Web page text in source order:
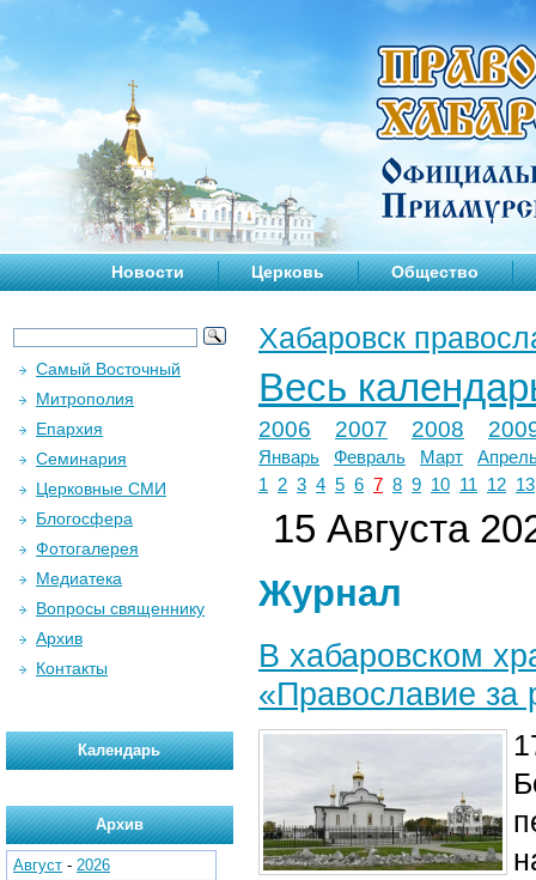
Новости Церковь Общество
Хабаровск
Весь
2006 2007 2008
Январь Февраль Март
1
2 3 4 5 6 7 8 9 10 11 12 13
15 Августа
Журнал
В хабаровском
«Православие за
Самый Восточный
Митрополия
Епархия
Семинария
Церковные СМИ
Блогосфера
Фотогалерея
Медиатека
Вопросы священнику
Архив
Контакты
Календарь
Архив
Август - 2026